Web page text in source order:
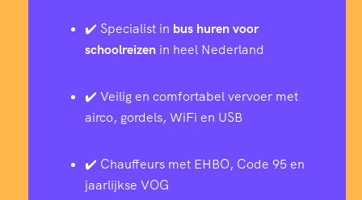
✔️ Specialist in bus huren voor
schoolreizen in heel Nederland
✔️ Veilig en comfortabel vervoer met
airco, gordels, WiFi en USB
✔️ Chauffeurs met EHBO, Code 95 en
jaarlijkse VOG